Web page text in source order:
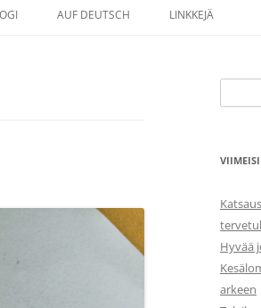
AUF DEUTSCH LINKKEJÄ
Hyvää
arkeen